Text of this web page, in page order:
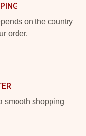
on the country
order.
smooth shopping